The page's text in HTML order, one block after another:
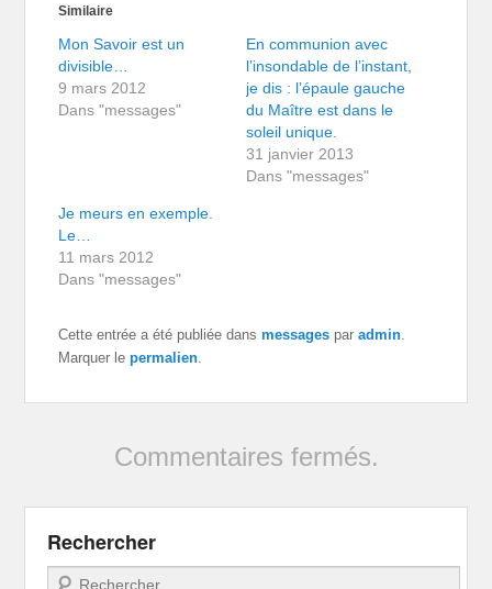
Similaire
Mon Savoir est un
divisible…
9 mars 2012
Dans "messages"
En communion avec
l’insondable de l’instant,
je dis : l’épaule gauche
du Maître est dans le
soleil unique.
31 janvier 2013
Dans "messages"
Je meurs en exemple.
Le…
11 mars 2012
Dans "messages"
Cette entrée a été publiée dansmessages paradmin.
Marquer lepermalien.
Commentaires fermés.
Rechercher
Recherche